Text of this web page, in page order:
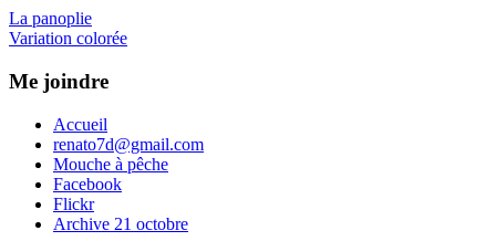
Navigation
de
l’article
Previous
Post:
La panoplie
Next
Variation colorée
Me joindre
Accueil
renato7d@gmail.com
Mouche à pêche
Facebook
Flickr
Archive 21 octobre